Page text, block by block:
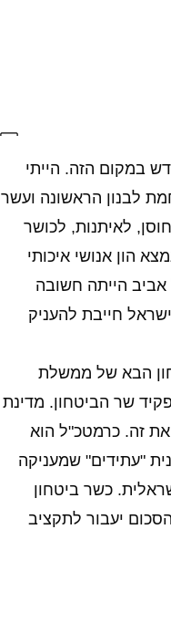
במקום הזה. הייתי
לבנון הראשונה ועשר
לאיתנות, לכושר
הון אנושי איכותי
הייתה חשובה
חייבת להעניק
הבא של ממשלת
שר הביטחון. מדינת
זה. כרמטכ"ל הוא
"עתידים" שמעניקה
כשר ביטחון
שמלוא הסכום יעבור לתקציב